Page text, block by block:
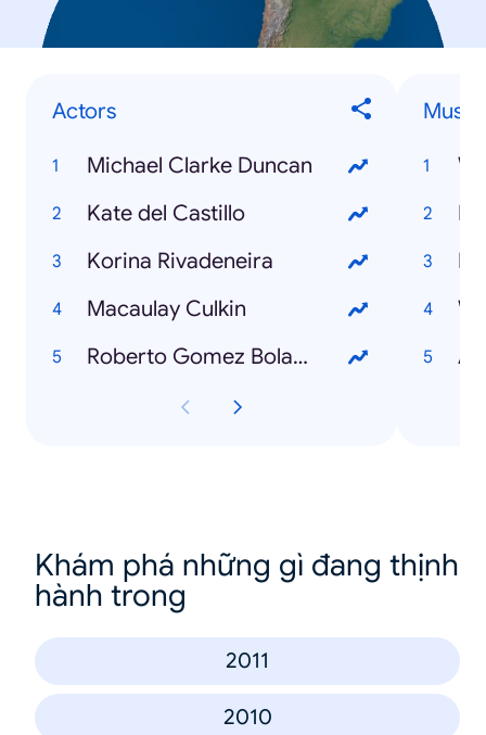
Actors
Michael Clarke Duncan
Kate del Castillo
Korina Rivadeneira
Macaulay Culkin
Roberto Gomez Bolaños
Khám phá những gì đang thịnh
hành trong
2011
2010